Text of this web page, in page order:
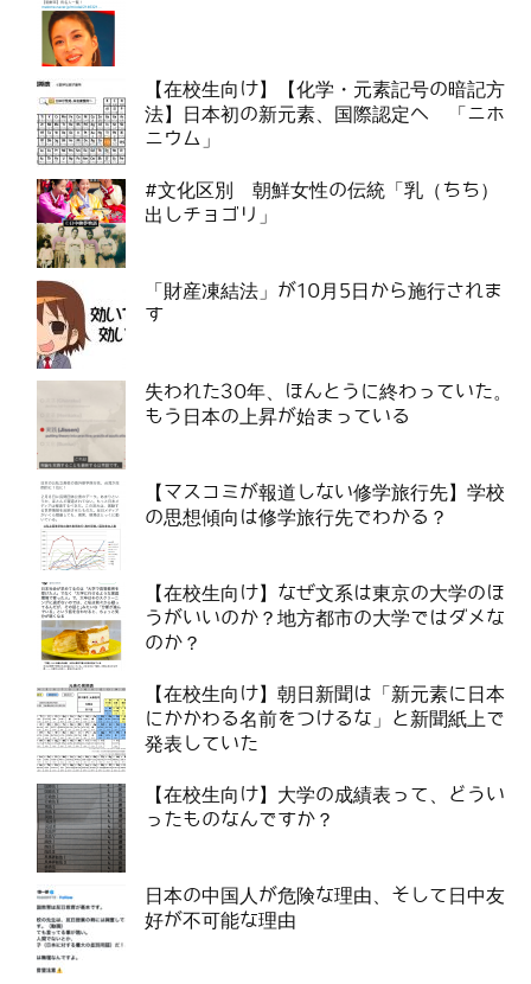
【在校生向け】【化学・元素記号の暗記方
法】日本初の新元素、国際認定へ 「ニホ
ニウム」
#文化区別 朝鮮女性の伝統「乳（ちち）
出しチョゴリ」
「財産凍結法」が10月5日から施行されま
す
失われた30年、ほんとうに終わっていた。
もう日本の上昇が始まっている
【マスコミが報道しない修学旅行先】学校
の思想傾向は修学旅行先でわかる？
【在校生向け】なぜ文系は東京の大学のほ
うがいいのか？地方都市の大学ではダメな
のか？
【在校生向け】朝日新聞は「新元素に日本
にかかわる名前をつけるな」と新聞紙上で
発表していた
【在校生向け】大学の成績表って、どうい
ったものなんですか？
日本の中国人が危険な理由、そして日中友
好が不可能な理由